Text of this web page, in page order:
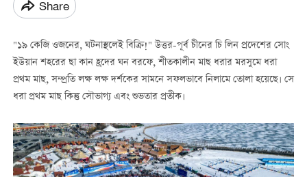
Share
"১৯ কেজি ওজনের, ঘটনাস্থলেই বিক্রি!" উত্তর-পূর্ব চীনের চি লিন প্রদেশের সোং
ইউয়ান শহরের ছা কান হ্রদের ঘন বরফে, শীতকালীন মাছ ধরার মরসুমে ধরা
প্রথম মাছ, সম্প্রতি লক্ষ লক্ষ দর্শকের সামনে সফলভাবে নিলামে তোলা হয়েছে। সে
ধরা প্রথম মাছ কিন্তু সৌভাগ্য এবং শুভতার প্রতীক।